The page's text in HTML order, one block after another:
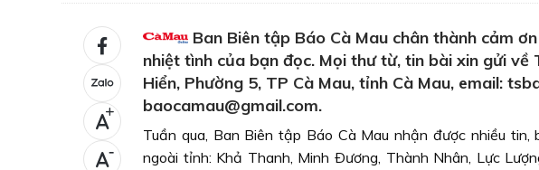
+
-
Ban Biên tập Báo Cà Mau chân thành cảm
nhiệt tình của bạn đọc. Mọi thư từ, tin bài xin gửi về
Hiển, Phường 5, TP Cà Mau, tỉnh Cà Mau, email:
baocamau@gmail.com.
Tuần qua, Ban Biên tập Báo Cà Mau nhận được nhiều
ngoài tỉnh: Khả Thanh, Minh Ðương, Thành Nhân, Lực